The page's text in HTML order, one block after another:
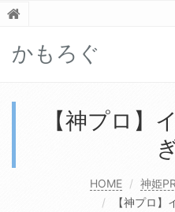
かもろぐ
【神プロ】
HOME 神姫
【神プロ】